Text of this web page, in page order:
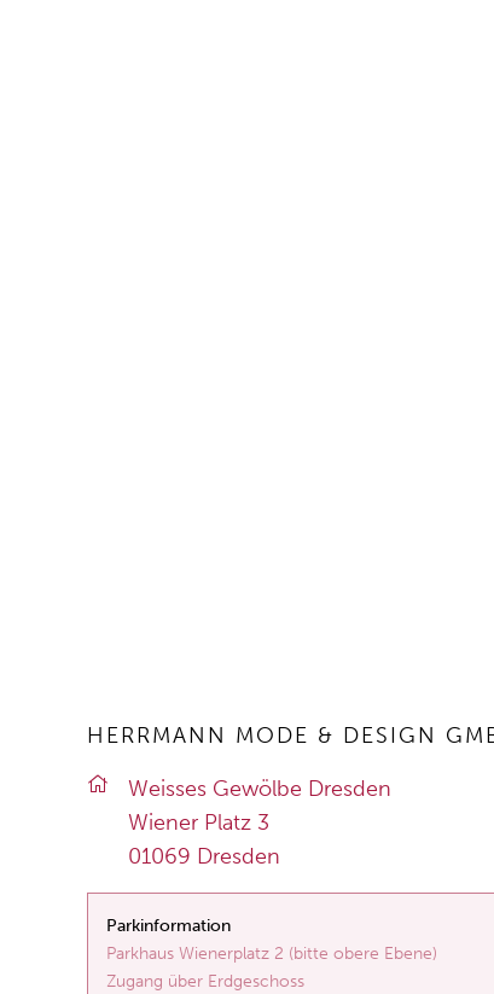
HERRMANN MODE & DESIGN
Weis­ses Ge­wöl­be Dres­den
Wie­ner Platz 3
01069 Dres­den
Parkinformation
Parkhaus Wienerplatz 2 (bitte obere Ebene)
Zugang über Erdgeschoss